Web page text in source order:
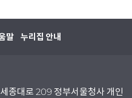
말 누리집 안내
종대로 209 정부서울청사 개인